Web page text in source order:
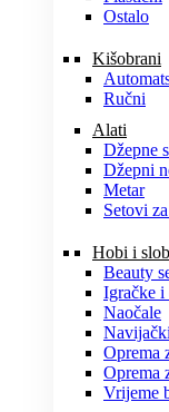
Ostalo
Kišobrani
Ručni
Alati
Džepne
Džepni
Metar
Setovi
Hobi i
Beauty
Igračke i
Naočale
Oprema
Oprema
Vrijeme